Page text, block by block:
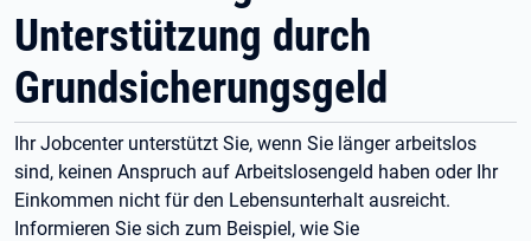
Unterstützung durch
Grundsicherungsgeld
Ihr Jobcenter unterstützt Sie, wenn Sie länger arbeitslos
sind, keinen Anspruch auf Arbeitslosengeld haben oder Ihr
Einkommen nicht für den Lebensunterhalt ausreicht.
Informieren Sie sich zum Beispiel, wie Sie